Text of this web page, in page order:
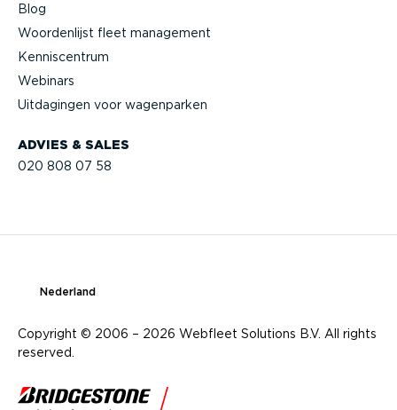
ADVIES & SALES
020 808 07 58
Blog
Woorden­lijst fleet management
Kennis­centrum
Webinars
Uitdagingen voor wagenparken
Copyright © 2006 – 2026 Webfleet Solutions B.V. All rights
reserved.
Nederland